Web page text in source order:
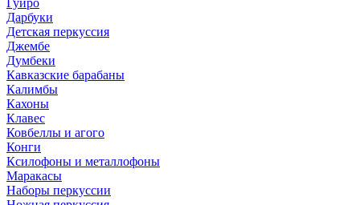
Гуиро
Дарбуки
Детская перкуссия
Джембе
Думбеки
Кавказские барабаны
Калимбы
Кахоны
Клавес
Ковбеллы и агого
Конги
Ксилофоны и металлофоны
Маракасы
Наборы перкуссии